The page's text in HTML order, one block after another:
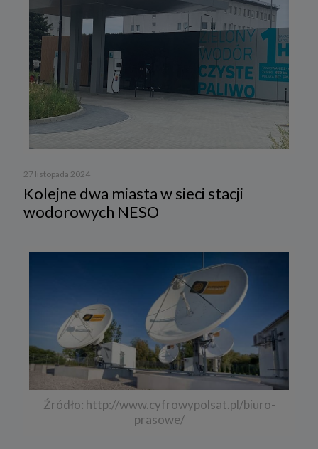
27 listopada 2024
Kolejne dwa miasta w sieci stacji
wodorowych NESO
Źródło: http://www.cyfrowypolsat.pl/biuro-
prasowe/